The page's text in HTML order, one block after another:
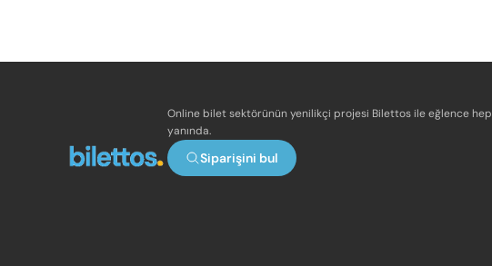
Online bilet sektörünün yenilikçi projesi Bilettos ile eğlence hep
yanında.
Siparişini bul